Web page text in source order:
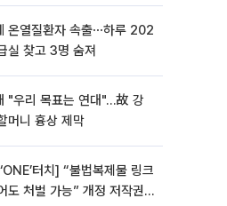
온열질환자 속출⋯하루 202
실 찾고 3명 숨져
"우리 목표는 연대"…故 강
머니 흉상 제막
터치] “불법복제물 링크
도 처벌 가능” 개정 저작권